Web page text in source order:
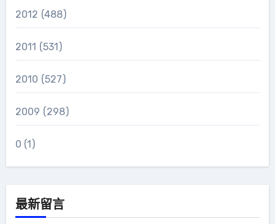
2012 (488)
2011 (531)
2010 (527)
2009 (298)
0 (1)
最新留言